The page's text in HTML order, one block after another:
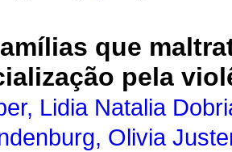
que
pela
Lidia Natalia
Olivia